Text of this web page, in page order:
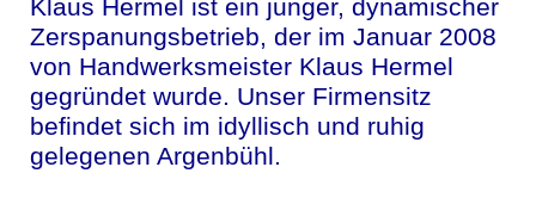
Klaus Hermel ist ein junger, dynamischer
Zerspanungsbetrieb, der im Januar 2008
von Handwerksmeister Klaus Hermel
gegründet wurde. Unser Firmensitz
befindet sich im idyllisch und ruhig
gelegenen Argenbühl.